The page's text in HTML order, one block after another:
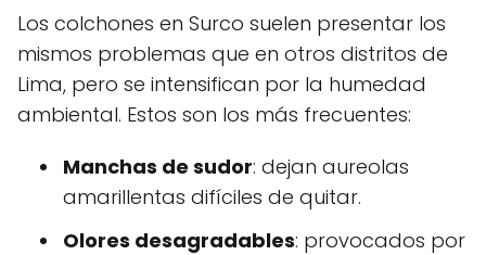
Los colchones en Surco suelen presentar los
mismos problemas que en otros distritos de
Lima, pero se intensifican por la humedad
ambiental. Estos son los más frecuentes:
Manchas de sudor: dejan aureolas
amarillentas difíciles de quitar.
Olores desagradables: provocados por